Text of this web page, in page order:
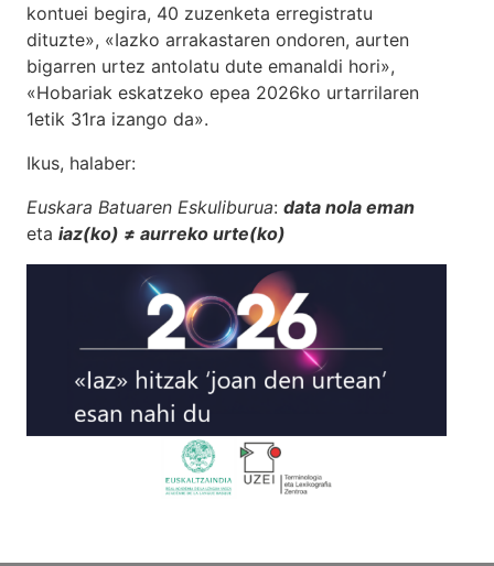
kontuei begira, 40 zuzenketa erregistratu
dituzte», «Iazko arrakastaren ondoren, aurten
bigarren urtez antolatu dute emanaldi hori»,
«Hobariak eskatzeko epea 2026ko urtarrilaren
1etik 31ra izango da».
Ikus, halaber:
Euskara Batuaren Eskuliburua: data nola eman
eta iaz(ko) ≠ aurreko urte(ko)